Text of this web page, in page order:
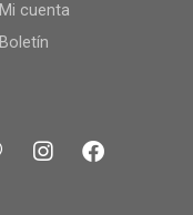
Mi cuenta
Boletín